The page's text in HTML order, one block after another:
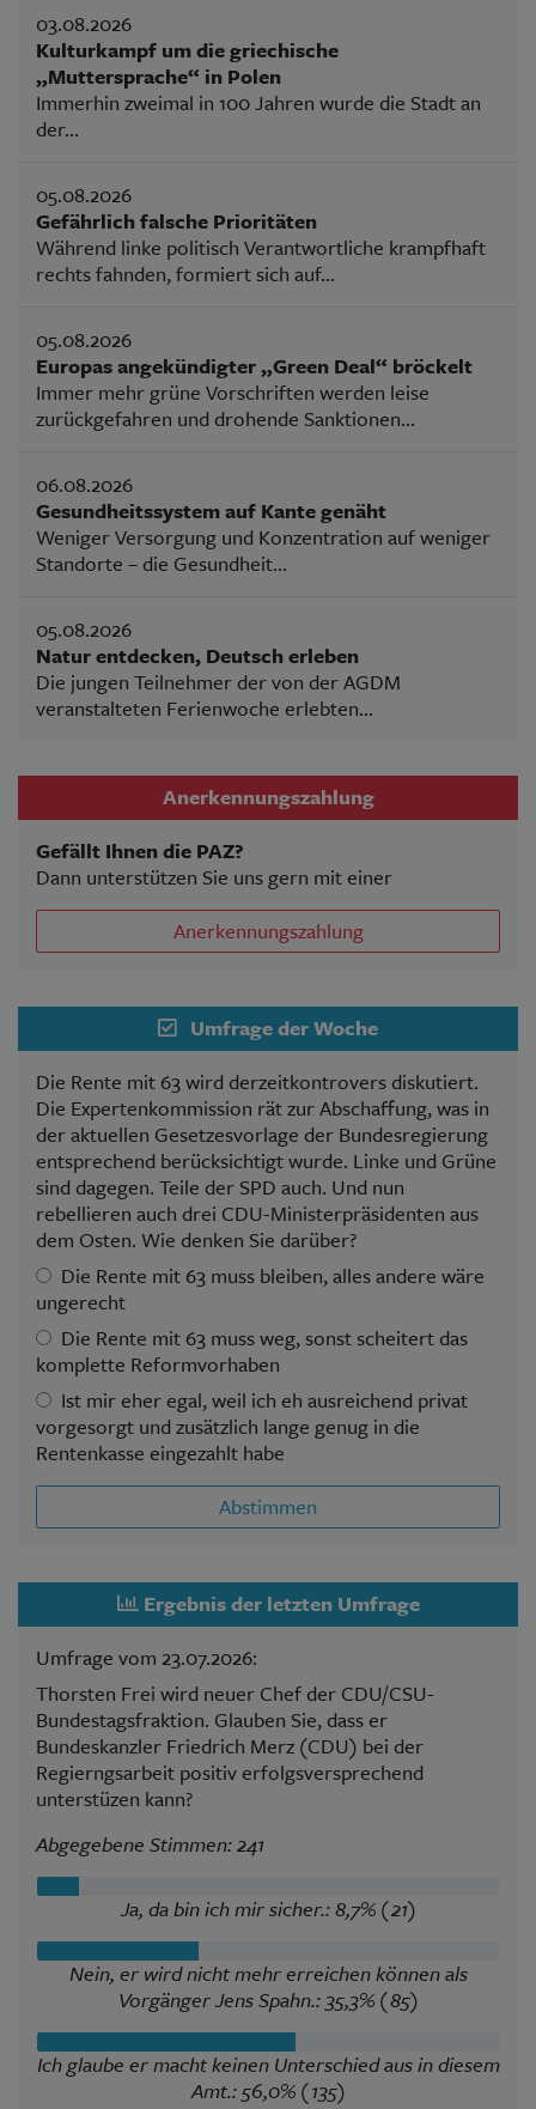
03.08.2026
Kulturkampf um die griechische
„Muttersprache“ in Polen
Immerhin zweimal in 100 Jahren wurde die Stadt an
der...
05.08.2026
Gefährlich falsche Prioritäten
Während linke politisch Verantwortliche krampfhaft
rechts fahnden, formiert sich auf...
05.08.2026
Europas angekündigter „Green Deal“ bröckelt
Immer mehr grüne Vorschriften werden leise
zurückgefahren und drohende Sanktionen...
06.08.2026
Gesundheitssystem auf Kante genäht
Weniger Versorgung und Konzentration auf weniger
Standorte – die Gesundheit...
05.08.2026
Natur entdecken, Deutsch erleben
Die jungen Teilnehmer der von der AGDM
veranstalteten Ferienwoche erlebten...
Anerkennungszahlung
Gefällt Ihnen die PAZ?
Dann unterstützen Sie uns gern mit einer
Anerkennungszahlung
Umfrage der Woche
Die Rente mit 63 wird derzeitkontrovers diskutiert.
Die Expertenkommission rät zur Abschaffung, was in
der aktuellen Gesetzesvorlage der Bundesregierung
entsprechend berücksichtigt wurde. Linke und Grüne
sind dagegen. Teile der SPD auch. Und nun
rebellieren auch drei CDU-Ministerpräsidenten aus
dem Osten. Wie denken Sie darüber?
Die Rente mit 63 muss bleiben, alles andere wäre
ungerecht
Die Rente mit 63 muss weg, sonst scheitert das
komplette Reformvorhaben
Ist mir eher egal, weil ich eh ausreichend privat
vorgesorgt und zusätzlich lange genug in die
Rentenkasse eingezahlt habe
Abstimmen
Ergebnis der letzten Umfrage
Umfrage vom 23.07.2026:
Thorsten Frei wird neuer Chef der CDU/CSU-
Bundestagsfraktion. Glauben Sie, dass er
Bundeskanzler Friedrich Merz (CDU) bei der
Regierngsarbeit positiv erfolgsversprechend
unterstüzen kann?
Abgegebene Stimmen: 241
Ja, da bin ich mir sicher.: 8,7% (21)
Nein, er wird nicht mehr erreichen können als
Vorgänger Jens Spahn.: 35,3% (85)
Ich glaube er macht keinen Unterschied aus in diesem
Amt.: 56,0% (135)